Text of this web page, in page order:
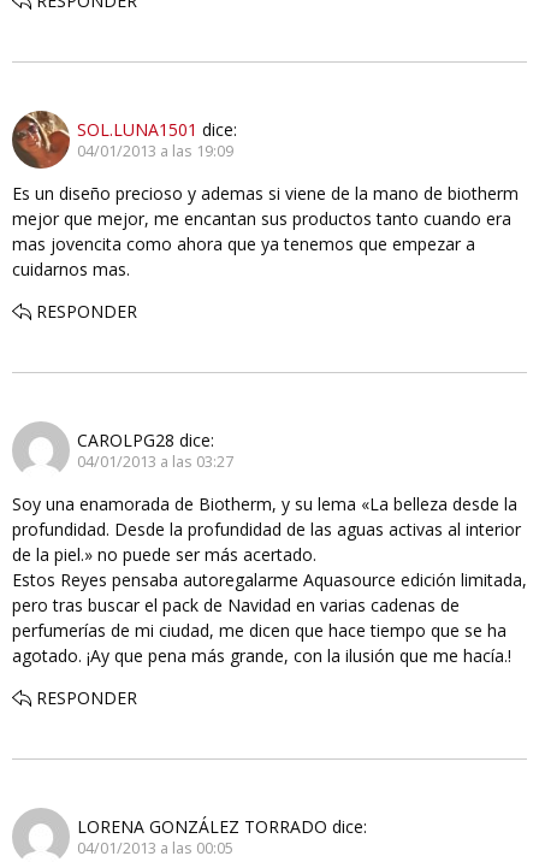
SOL.LUNA1501 dice:
04/01/2013 a las 19:09
Es un diseño precioso y ademas si viene de la mano de biotherm
mejor que mejor, me encantan sus productos tanto cuando era
mas jovencita como ahora que ya tenemos que empezar a
cuidarnos mas.
RESPONDER
CAROLPG28 dice:
04/01/2013 a las 03:27
Soy una enamorada de Biotherm, y su lema «La belleza desde la
profundidad. Desde la profundidad de las aguas activas al interior
de la piel.» no puede ser más acertado.
Estos Reyes pensaba autoregalarme Aquasource edición limitada,
pero tras buscar el pack de Navidad en varias cadenas de
perfumerías de mi ciudad, me dicen que hace tiempo que se ha
agotado. ¡Ay que pena más grande, con la ilusión que me hacía.!
RESPONDER
LORENA GONZÁLEZ TORRADO dice:
04/01/2013 a las 00:05